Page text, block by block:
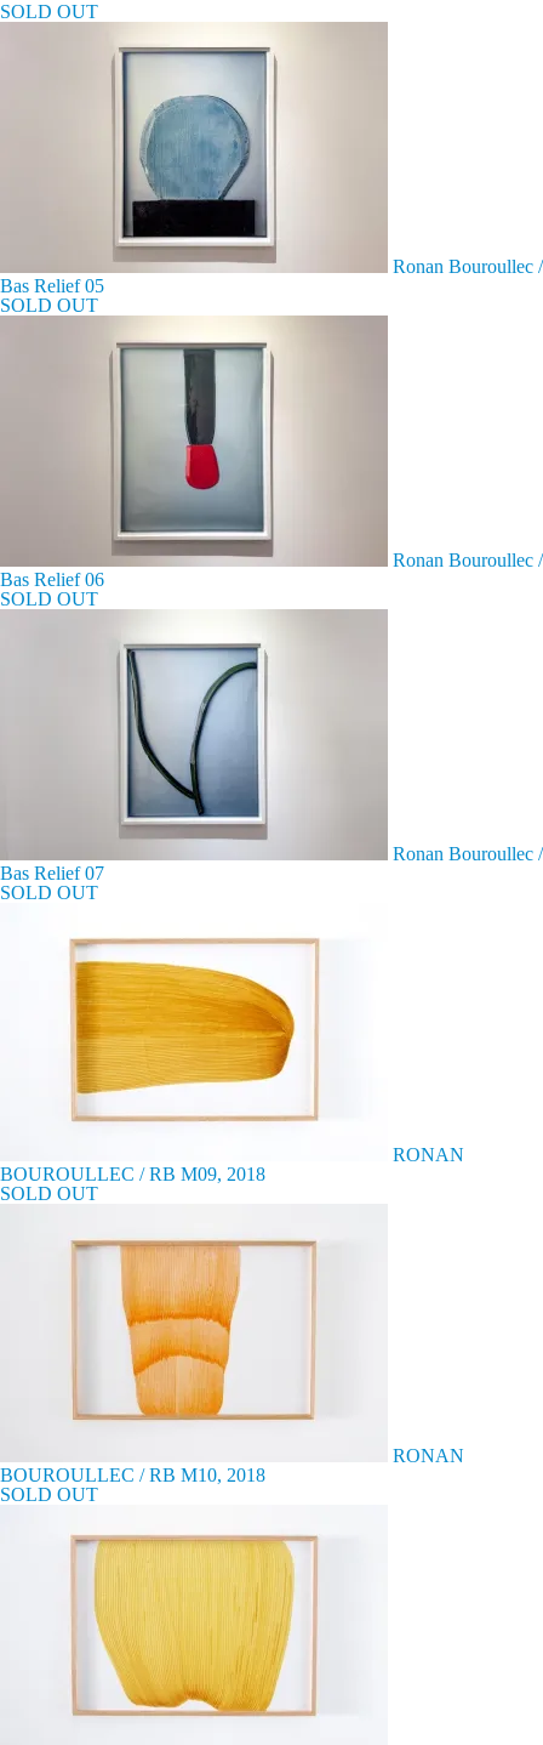
SOLD OUT
Ronan Bouroullec /
Bas Relief 05
SOLD OUT
Ronan Bouroullec /
Bas Relief 06
SOLD OUT
Ronan Bouroullec /
Bas Relief 07
SOLD OUT
RONAN
BOUROULLEC / RB M09, 2018
SOLD OUT
RONAN
BOUROULLEC / RB M10, 2018
SOLD OUT